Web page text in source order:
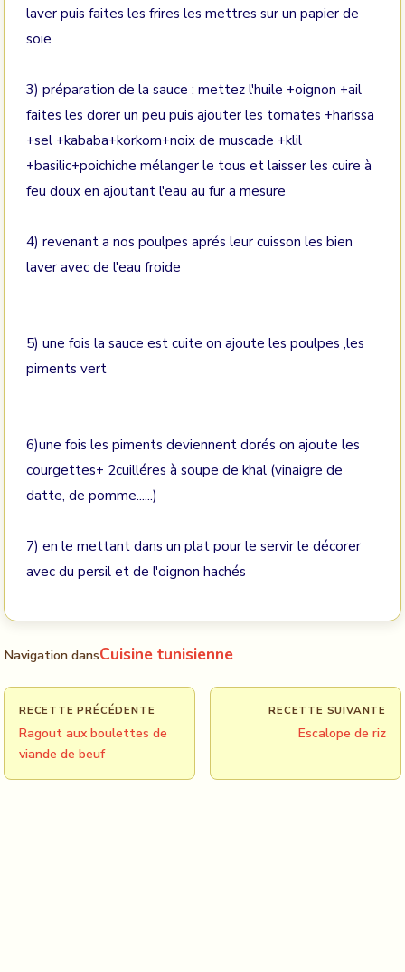
laver puis faites les frires les mettres sur un papier de
soie
3) préparation de la sauce : mettez l'huile +oignon +ail
faites les dorer un peu puis ajouter les tomates +harissa
+sel +kababa+korkom+noix de muscade +klil
+basilic+poichiche mélanger le tous et laisser les cuire à
feu doux en ajoutant l'eau au fur a mesure
4) revenant a nos poulpes aprés leur cuisson les bien
laver avec de l'eau froide
5) une fois la sauce est cuite on ajoute les poulpes ,les
piments vert
6)une fois les piments deviennent dorés on ajoute les
courgettes+ 2cuilléres à soupe de khal (vinaigre de
datte, de pomme......)
7) en le mettant dans un plat pour le servir le décorer
avec du persil et de l'oignon hachés
Navigation dansCuisine tunisienne
RECETTE PRÉCÉDENTE
Ragout aux boulettes de
viande de beuf
RECETTE SUIVANTE
Escalope de riz